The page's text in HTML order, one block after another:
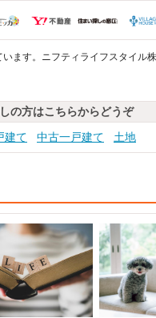
ます。ニフティライフスタイル
の方はこちらからどうぞ
建て 中古一戸建て 土地